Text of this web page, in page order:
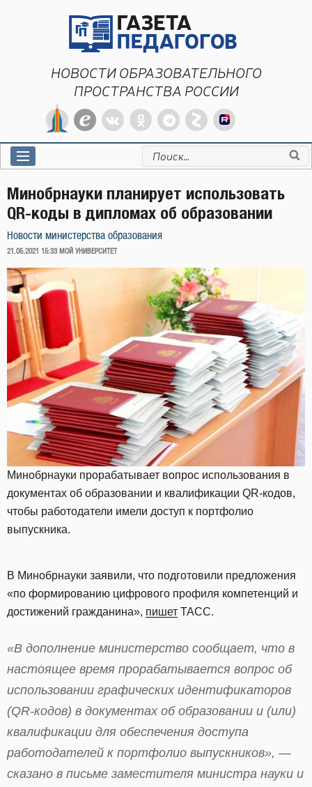
НОВОСТИ ОБРАЗОВАТЕЛЬНОГО
ПРОСТРАНСТВА РОССИИ
Искать:
Минобрнауки планирует использовать
QR-коды в дипломах об образовании
Новости министерства образования
ОПУБЛИКОВАНО
21.05.2021 15:33 МОЙ УНИВЕРСИТЕТ
Минобрнауки прорабатывает вопрос использования в
документах об образовании и квалификации QR-кодов,
чтобы работодатели имели доступ к портфолио
выпускника.
В Минобрнауки заявили, что подготовили предложения
«по формированию цифрового профиля компетенций и
достижений гражданина», пишет ТАСС.
«В дополнение министерство сообщает, что в
настоящее время прорабатывается вопрос об
использовании графических идентификаторов
(QR-кодов) в документах об образовании и (или)
квалификации для обеспечения доступа
работодателей к портфолио выпускников», —
сказано в письме заместителя министра науки и